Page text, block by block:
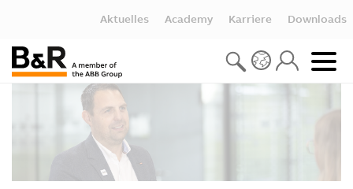
Aktuelles Academy Karriere Downloads